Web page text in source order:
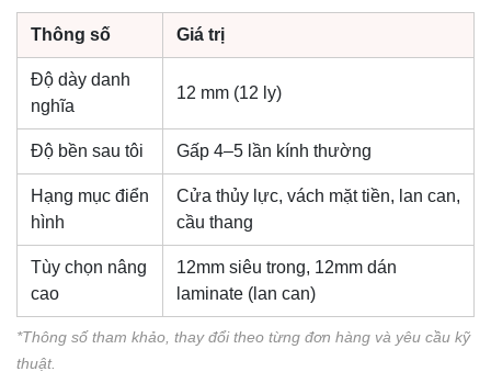
Thông số Giá trị
Độ dày danh
nghĩa
12 mm (12 ly)
Độ bền sau tôi Gấp 4–5 lần kính thường
Hạng mục điển
hình
Cửa thủy lực, vách mặt tiền, lan can,
cầu thang
Tùy chọn nâng
cao
12mm siêu trong, 12mm dán
laminate (lan can)
*Thông số tham khảo, thay đổi theo từng đơn hàng và yêu cầu kỹ
thuật.